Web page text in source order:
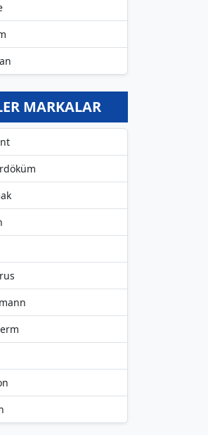
MARKALAR